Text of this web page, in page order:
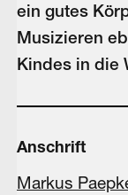
ein gutes
Musizieren
Kindes in die
Anschrift
Markus